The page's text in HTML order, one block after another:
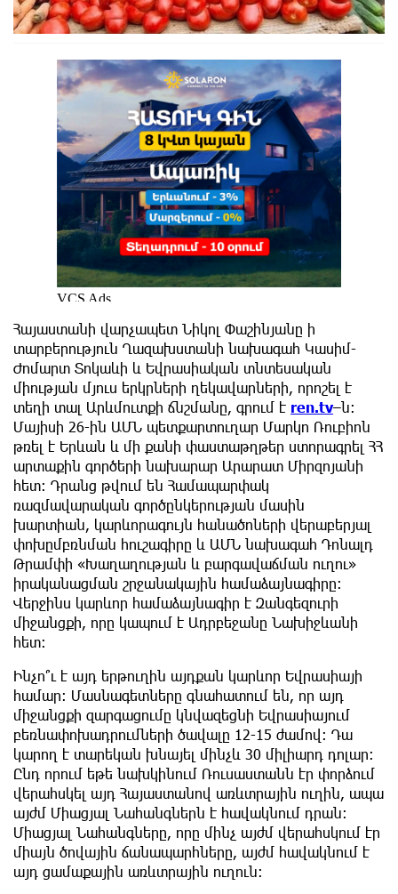
Հայաստանի վարչապետ Նիկոլ Փաշինյանը ի
տարբերություն Ղազախստանի նախագահ Կասիմ-
Ժոմարտ Տոկաևի և Եվրասիական տնտեսական
միության մյուս երկրների ղեկավարների, որոշել է
տեղի տալ Արևմուտքի ճնշմանը, գրում է ren.tv–ն:
Մայիսի 26-ին ԱՄՆ պետքարտուղար Մարկո Ռուբիոն
թռել է Երևան և մի քանի փաստաթղթեր ստորագրել ՀՀ
արտաքին գործերի նախարար Արարատ Միրզոյանի
հետ: Դրանց թվում են Համապարփակ
ռազմավարական գործընկերության մասին
խարտիան, կարևորագույն հանածոների վերաբերյալ
փոխըմբռնման հուշագիրը և ԱՄՆ նախագահ Դոնալդ
Թրամփի «Խաղաղության և բարգավաճման ուղու»
իրականացման շրջանակային համաձայնագիրը:
Վերջինս կարևոր համաձայնագիր է Զանգեզուրի
միջանցքի, որը կապում է Ադրբեջանը Նախիջևանի
հետ:
Ինչո՞ւ է այդ երթուղին այդքան կարևոր Եվրասիայի
համար: Մասնագետները գնահատում են, որ այդ
միջանցքի զարգացումը կնվազեցնի Եվրասիայում
բեռնափոխադրումների ծավալը 12-15 ժամով: Դա
կարող է տարեկան խնայել մինչև 30 միլիարդ դոլար:
Ընդ որում եթե նախկինում Ռուսաստանն էր փորձում
վերահսկել այդ Հայաստանով առևտրային ուղին, ապա
այժմ Միացյալ Նահանգներն է հավակնում դրան։
Միացյալ Նահանգները, որը մինչ այժմ վերահսկում էր
միայն ծովային ճանապարհները, այժմ հավակնում է
այդ ցամաքային առևտրային ուղուն։